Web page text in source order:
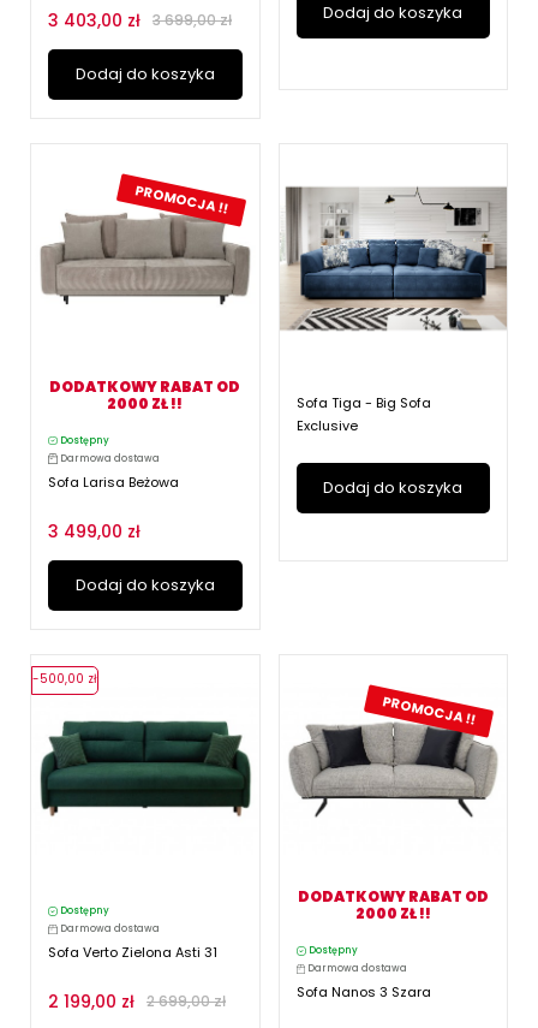
3 403,00 zł 3 699,00 zł
Dodaj do koszyka
Dodaj do koszyka
PROMOCJA !!
DODATKOWY RABAT OD
2000 ZŁ !!
Dostępny
Darmowa dostawa
Sofa Larisa Beżowa
3 499,00 zł
Dodaj do koszyka
Sofa Tiga - Big Sofa
Exclusive
Dodaj do koszyka
Dostępny
Darmowa dostawa
Sofa Verto Zielona Asti 31
2 199,00 zł 2 699,00 zł
-500,00 zł
PROMOCJA !!
DODATKOWY RABAT OD
2000 ZŁ !!
Dostępny
Darmowa dostawa
Sofa Nanos 3 Szara